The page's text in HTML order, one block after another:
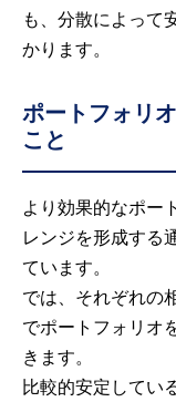
も、分散によって
かります。
ポートフォリ
こと
より効果的なポー
レンジを形成する
ています。
では、それぞれの
でポートフォリオ
きます。
比較的安定してい